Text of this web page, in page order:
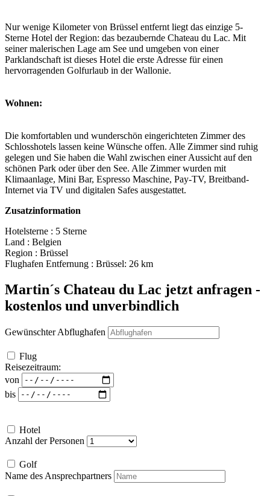
Nur wenige Kilometer von Brüssel entfernt liegt das einzige 5-
Sterne Hotel der Region: das bezaubernde Chateau du Lac. Mit
seiner malerischen Lage am See und umgeben von einer
Parklandschaft ist dieses Hotel die erste Adresse für einen
hervorragenden Golfurlaub in der Wallonie.
Wohnen:
Die komfortablen und wunderschön eingerichteten Zimmer des
Schlosshotels lassen keine Wünsche offen. Alle Zimmer sind ruhig
gelegen und Sie haben die Wahl zwischen einer Aussicht auf den
schönen Park oder über den See. Alle Zimmer wurden mit
Klimaanlage, Mini Bar, Espresso Maschine, Pay-TV, Breitband-
Internet via TV und digitalen Safes ausgestattet.
Zusatzinformation
Hotelsterne : 5 Sterne
Land : Belgien
Region : Brüssel
Flughafen Entfernung : Brüssel: 26 km
Martin´s Chateau du Lac jetzt anfragen -
kostenlos und unverbindlich
Gewünschter Abflughafen
Flug
Reisezeitraum:
von
bis
Hotel
Anzahl der Personen
Golf
Name des Ansprechpartners